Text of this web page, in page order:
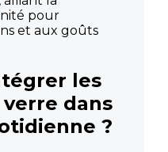
pour
et aux goûts
les
dans
?